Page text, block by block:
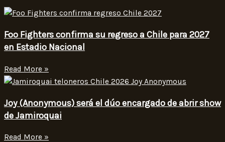
Foo Fighters confirma su regreso a Chile para 2027
en Estadio Nacional
Read More »
Joy (Anonymous) será el dúo encargado de abrir show
de Jamiroquai
Read More »